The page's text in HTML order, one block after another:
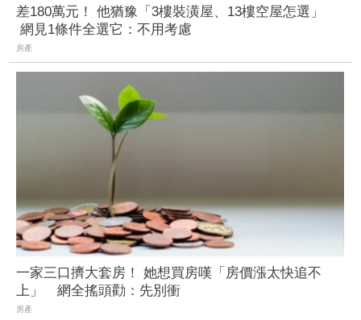
差180萬元！ 他猶豫「3樓裝潢屋、13樓空屋怎選」
網見1條件全選它：不用考慮
房產
一家三口擠大套房！ 她想買房嘆「房價漲太快追不
上」 網全搖頭勸：先別衝
房產